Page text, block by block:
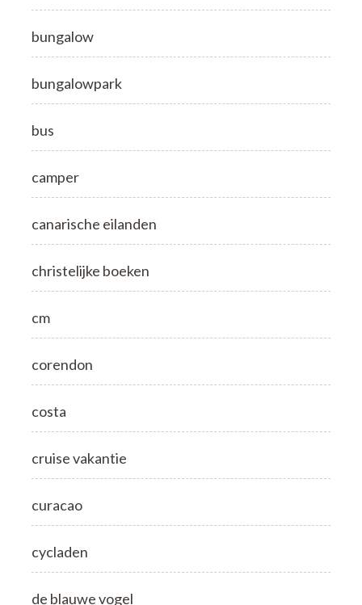
bungalow
bungalowpark
bus
camper
canarische eilanden
christelijke boeken
cm
corendon
costa
cruise vakantie
curacao
cycladen
de blauwe vogel